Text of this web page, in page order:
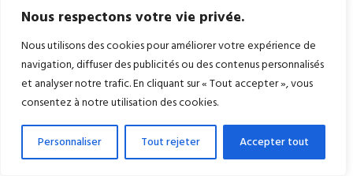
Nous respectons votre vie privée.
Nous utilisons des cookies pour améliorer votre expérience de
navigation, diffuser des publicités ou des contenus personnalisés
et analyser notre trafic. En cliquant sur « Tout accepter », vous
consentez à notre utilisation des cookies.
Personnaliser Tout rejeter Accepter tout